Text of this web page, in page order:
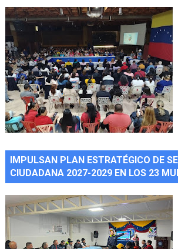
IMPULSAN PLAN ESTRATÉGICO DE
CIUDADANA 2027-2029 EN LOS 23